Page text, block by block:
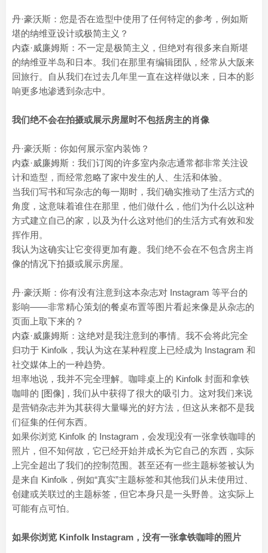
丹·豪沃斯：您是否在造型中使用了任何特定的参考，例如斯
堪的纳维亚设计或极简主义？
内森·威廉姆斯：不一定是极简主义，但绝对有很多来自斯堪
的纳维亚半岛和日本。我们在那里有编辑团队，经常从大阪来
回旅行。自从我们在过去几年里一直在这样做以来，日本的影
响更多地渗透到杂志中。
我们绝不会在拍摄或展示房屋时不包括房主的肖像
丹·豪沃斯：你如何展示室内装饰？
内森·威廉姆斯：我们订阅的许多室内杂志通常都非常关注设
计和造型，而经常忽略了家中发生的人、生活和体验。
当我们写书和写杂志的每一期时，我们确实推动了生活方式的
角度，这意味着谁住在那里，他们做什么，他们为什么以这种
方式建立自己的家，以及为什么这对他们的生活方式有效和发
挥作用。
我认为这确实让它变得更加有趣。我们绝不会在不包含房主肖
像的情况下拍摄或展示房屋。
丹·豪沃斯：你有没有注意到这本杂志对 Instagram 等平台的
影响——非常精心策划的餐桌布置等图片看起来像是从杂志的
页面上取下来的？
内森·威廉姆斯：这绝对是我注意到的事情。我不会将此完全
归功于 Kinfolk，我认为这在某种程度上已经成为 Instagram 和
社交媒体上的一种趋势。
坦率地说，我并不完全理解。咖啡桌上的 Kinfolk 封面和拿铁
咖啡的 [图像]，我们从中获得了很大的吸引力。这对我们来说
是营销杂志并为其获得大量曝光的好方法，但这从来都不是我
们征集的任何东西。
如果你浏览 Kinfolk 的 Instagram，会发现没有一张拿铁咖啡的
照片，但不知何故，它已经开始并成长为它自己的东西，实际
上完全超出了我们的控制范围。甚至还有一些主题标签被认为
是来自 Kinfolk，例如“真实”主题标签和其他我们从未使用过、
创建或关联过的主题标签，但它本身只是一头野兽。这实际上
可能有点可怕。
如果你浏览 Kinfolk Instagram，没有一张拿铁咖啡的照片